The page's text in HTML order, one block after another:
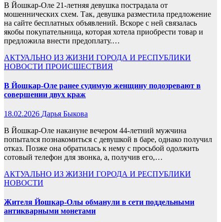
В Йошкар-Оле 21-летняя девушка пострадала от
мошеннических схем. Так, девушка разместила предложение
на сайте бесплатных объявлений. Вскоре с ней связалась
якобы покупательница, которая хотела приобрести товар и
предложила внести предоплату.…
АКТУАЛЬНО ИЗ ЖИЗНИ ГОРОДА И РЕСПУБЛИКИ
НОВОСТИ ПРОИСШЕСТВИЯ
В Йошкар-Оле ранее судимую женщину подозревают в
совершении двух краж
18.02.2026 Дарья Быкова
В Йошкар-Оле накануне вечером 44-летний мужчина
попытался познакомиться с девушкой в баре, однако получил
отказ. Позже она обратилась к нему с просьбой одолжить
сотовый телефон для звонка, а, получив его,…
АКТУАЛЬНО ИЗ ЖИЗНИ ГОРОДА И РЕСПУБЛИКИ
НОВОСТИ
Жителя Йошкар-Олы обманули в сети поддельными
антикварными монетами